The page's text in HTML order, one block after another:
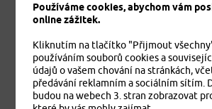
info@pvzp.cz
Používáme cookies, abychom vám
online zážitek.
Kliknutím na tlačítko "Přijmout
používáním souborů cookies a
údajů o vašem chování na stránkách,
předávání reklamním a sociálním sítím.
budou na webech 3. stran zobrazovat